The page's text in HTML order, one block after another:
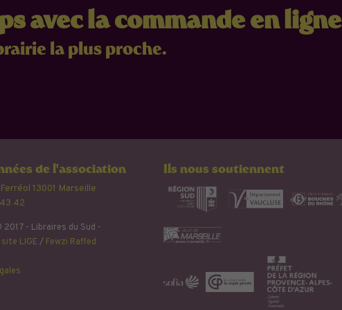
avec la commande en ligne
la plus proche.
de l'association
13001 Marseille
42
- Libraires du Sud -
LIGE / Fewzi Raffed
Ils nous soutiennent